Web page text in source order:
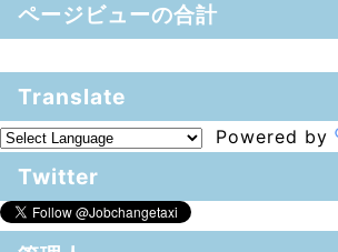
ページビューの合計
Translate
Powered by
Twitter